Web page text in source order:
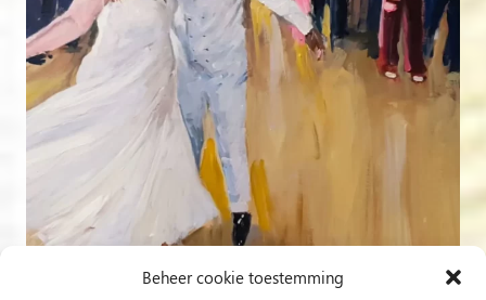
Beheer cookie toestemming